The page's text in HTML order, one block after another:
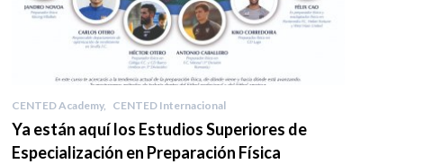
CENTED Academy, CENTED Internacional
Ya están aquí los Estudios Superiores de
Especialización en Preparación Física